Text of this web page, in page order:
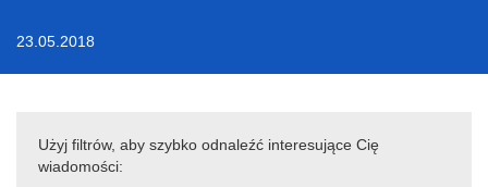
23.05.2018
Użyj filtrów, aby szybko odnaleźć interesujące Cię
wiadomości: